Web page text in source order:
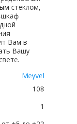
стеклом,
Вам в
Вашу
Meyvel
108
1